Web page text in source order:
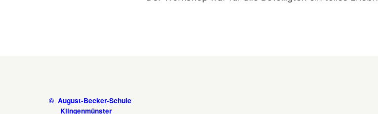
© August-Becker-Schule
Klingenmünster